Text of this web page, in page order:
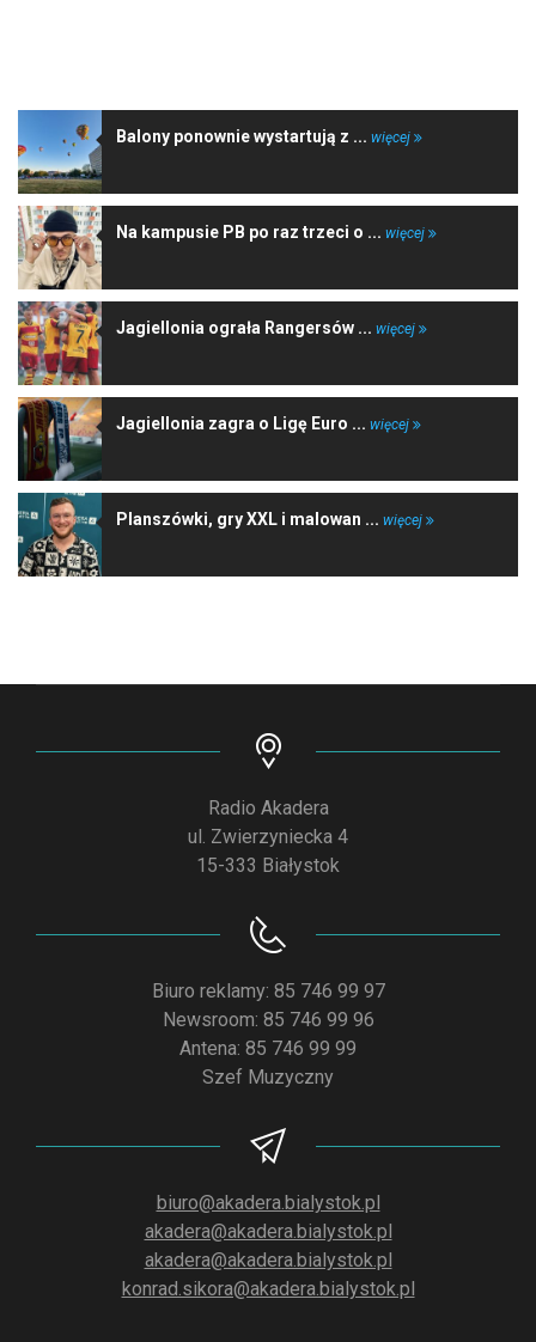
Balony ponownie wystartują z ... więcej
Na kampusie PB po raz trzeci o ... więcej
Jagiellonia ograła Rangersów ... więcej
Jagiellonia zagra o Ligę Euro ... więcej
Planszówki, gry XXL i malowan ... więcej
Radio Akadera
ul. Zwierzyniecka 4
15-333 Białystok
Biuro reklamy: 85 746 99 97
Newsroom: 85 746 99 96
Antena: 85 746 99 99
Szef Muzyczny
biuro@akadera.bialystok.pl
akadera@akadera.bialystok.pl
akadera@akadera.bialystok.pl
konrad.sikora@akadera.bialystok.pl